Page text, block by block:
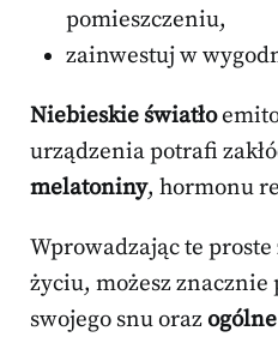
pomieszczeniu,
zainwestuj w
Niebieskie światło
urządzenia potrafi
melatoniny, hormonu
Wprowadzając te
życiu, możesz znacznie
swojego snu oraz